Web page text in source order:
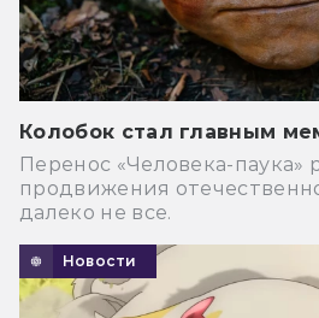
Колобок стал главным
Перенос «Человека-паука»
продвижения
далеко не все.
Новости